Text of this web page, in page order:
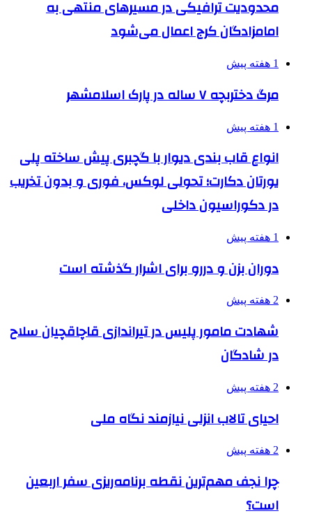
محدودیت ترافیکی در مسیرهای منتهی به
امامزادگان کرج اعمال می‌شود
1 هفته پیش
مرگ دختربچه ۷ ساله در پارک اسلامشهر
1 هفته پیش
انواع قاب بندی دیوار با گچبری پیش ساخته پلی
یورتان دکارت؛ تحولی لوکس، فوری و بدون تخریب
در دکوراسیون داخلی
1 هفته پیش
دوران بزن و دررو برای اشرار گذشته است
2 هفته پیش
شهادت مامور پلیس در تیراندازی قاچاقچیان سلاح
در شادگان
2 هفته پیش
احیای تالاب انزلی نیازمند نگاه ملی
2 هفته پیش
چرا نجف مهم‌ترین نقطه برنامه‌ریزی سفر اربعین
است؟